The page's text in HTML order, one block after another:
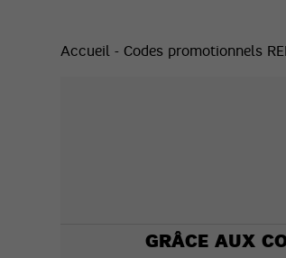
Accueil -Codes promotionnels
GRÂCE AUX